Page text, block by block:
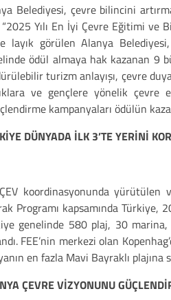
Belediyesi, çevre bilincini
Yılı En İyi Çevre Eğitimi ve
layık görülen Alanya
ödül almaya hak kazanan 9
turizm anlayışı, çevre
ve gençlere yönelik çevre
kampanyaları ödülün
DÜNYADA İLK 3’TE YERİNİ
koordinasyonunda
Programı kapsamında Türkiye,
genelinde 580 plaj, 30
FEE’nin merkezi olan
en fazla Mavi Bayraklı plajına
ÇEVRE VİZYONUNU